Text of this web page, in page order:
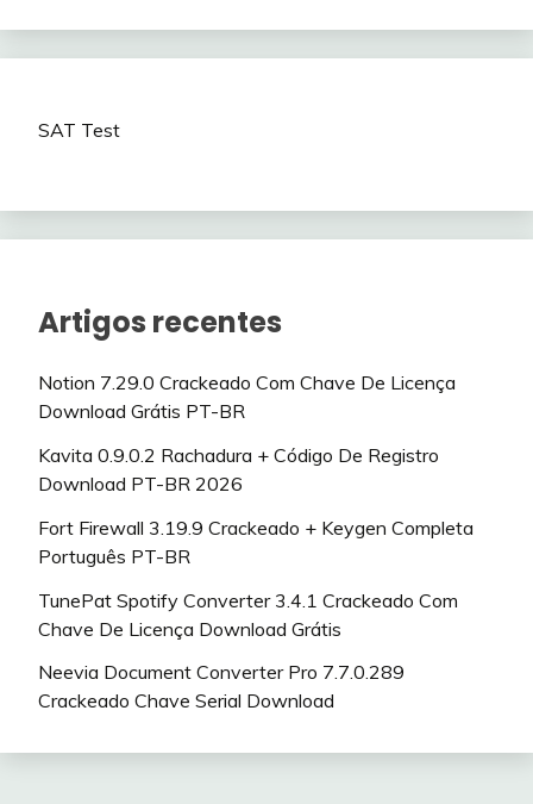
SAT Test
Artigos recentes
Notion 7.29.0 Crackeado Com Chave De Licença
Download Grátis PT-BR
Kavita 0.9.0.2 Rachadura + Código De Registro
Download PT-BR 2026
Fort Firewall 3.19.9 Crackeado + Keygen Completa
Português PT-BR
TunePat Spotify Converter 3.4.1 Crackeado Com
Chave De Licença Download Grátis
Neevia Document Converter Pro 7.7.0.289
Crackeado Chave Serial Download